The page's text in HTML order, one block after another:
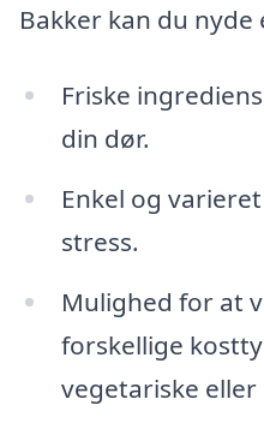
Bakker kan du
Friske
din dør.
Enkel og
stress.
Mulighed for at
forskellige
vegetariske